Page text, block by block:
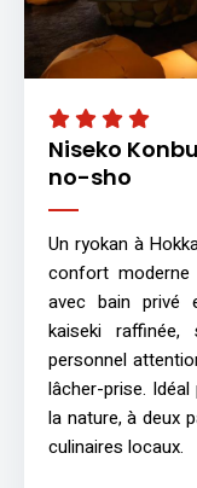
Niseko
no-sho
Un ryokan à
confort moderne
avec bain privé
kaiseki raffinée,
personnel
lâcher-prise.
la nature, à deux
culinaires locaux.